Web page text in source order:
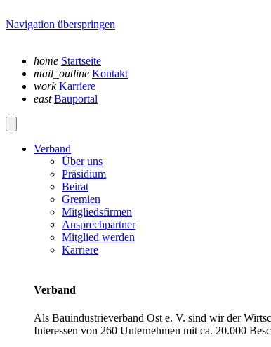
Navigation überspringen
home Startseite
mail_outline Kontakt
work Karriere
east Bauportal
Verband
Über uns
Präsidium
Beirat
Gremien
Mitgliedsfirmen
Ansprechpartner
Mitglied werden
Karriere
Verband
Als Bauindustrieverband Ost e. V. sind wir der
Interessen von 260 Unternehmen mit ca. 20.000